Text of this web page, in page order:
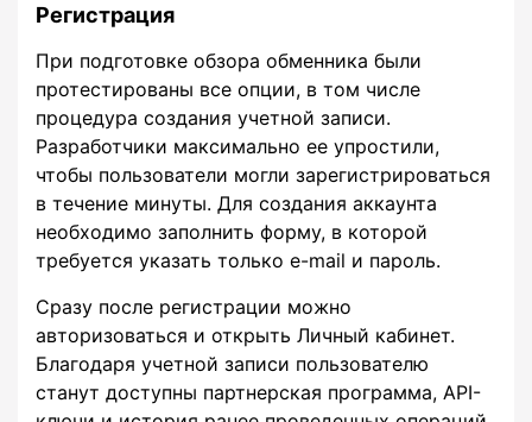
Регистрация
При подготовке обзора обменника были
протестированы все опции, в том числе
процедура создания учетной записи.
Разработчики максимально ее упростили,
чтобы пользователи могли зарегистрироваться
в течение минуты. Для создания аккаунта
необходимо заполнить форму, в которой
требуется указать только e-mail и пароль.
Сразу после регистрации можно
авторизоваться и открыть Личный кабинет.
Благодаря учетной записи пользователю
станут доступны партнерская программа, API-